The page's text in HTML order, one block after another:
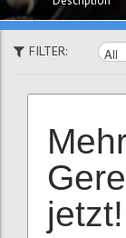
FILTER:
jetzt!